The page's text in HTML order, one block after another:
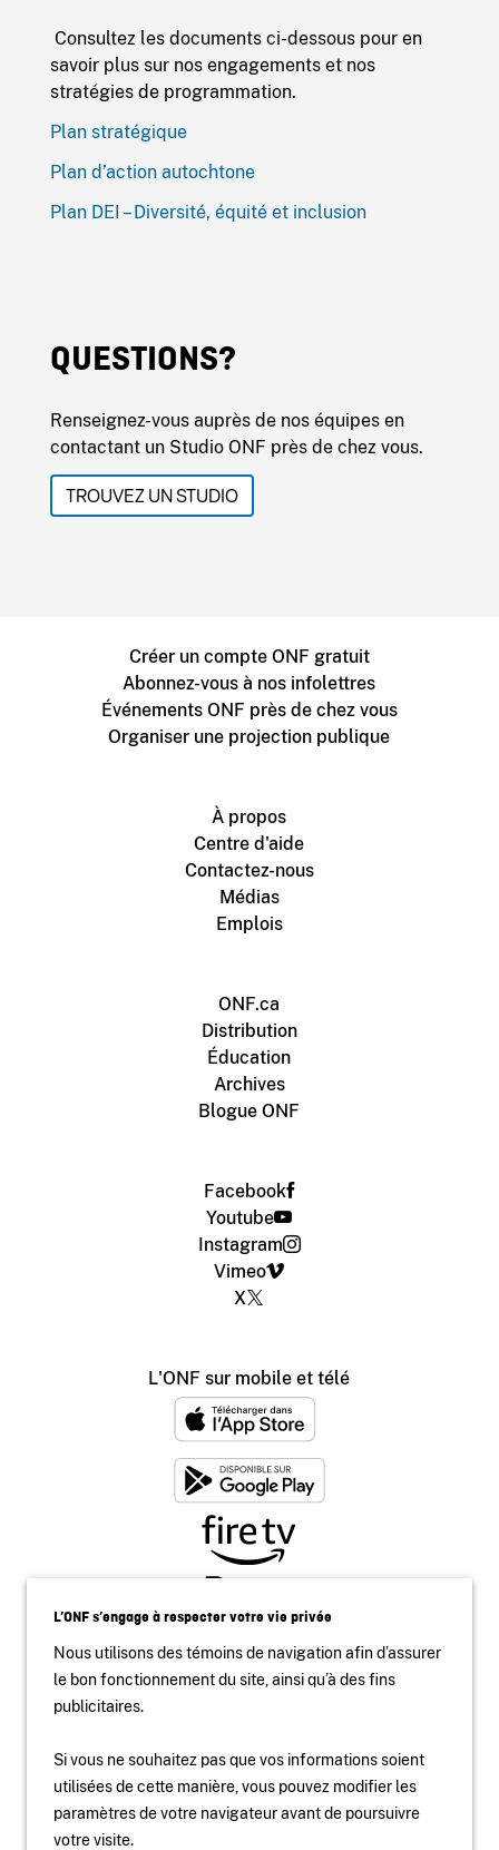
Consultez les documents ci-dessous pour en
savoir plus sur nos engagements et nos
stratégies de programmation.
Plan stratégique
Plan d’action autochtone
Plan DEI – Diversité, équité et inclusion
QUESTIONS?
Renseignez-vous auprès de nos équipes en
contactant un Studio ONF près de chez vous.
TROUVEZ UN STUDIO
Créer un compte ONF gratuit
Abonnez-vous à nos infolettres
Événements ONF près de chez vous
Organiser une projection publique
À propos
Centre d'aide
Contactez-nous
Médias
Emplois
ONF.ca
Distribution
Éducation
Archives
Blogue ONF
Facebook
Youtube
Instagram
Vimeo
X
L'ONF sur mobile et télé
Accessibilité
L’ONF s’engage à respecter votre vie privée
Nous utilisons des témoins de navigation afin d’assurer
le bon fonctionnement du site, ainsi qu’à des fins
publicitaires.
Si vous ne souhaitez pas que vos informations soient
utilisées de cette manière, vous pouvez modifier les
paramètres de votre navigateur avant de poursuivre
votre visite.